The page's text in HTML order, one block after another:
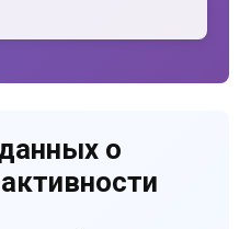
о